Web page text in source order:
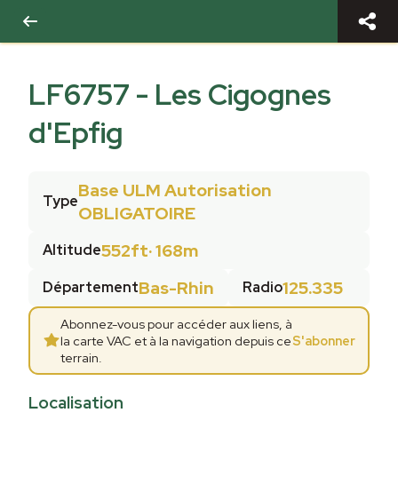
LF6757 - Les Cigognes
d'Epfig
TypeBase ULM Autorisation
OBLIGATOIRE
Altitude552ft·168m
DépartementBas-Rhin Radio125.335
Abonnez-vous pour accéder aux liens, à
la carte VAC et à la navigation depuis ce
terrain.
S'abonner
Localisation